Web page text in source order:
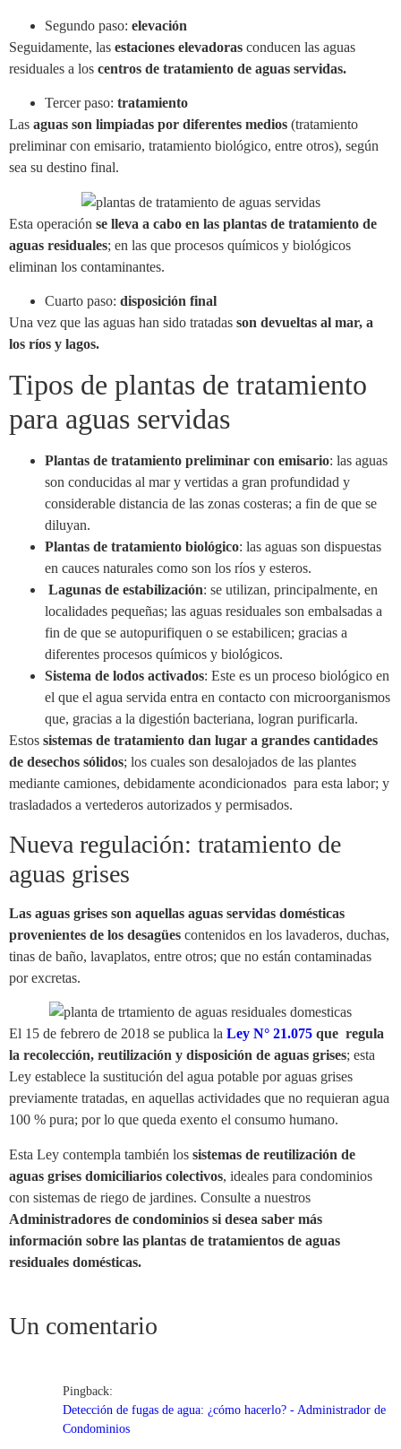
Segundo paso: elevación
Seguidamente, las estaciones elevadoras conducen las aguas
residuales a los centros de tratamiento de aguas servidas.
Tercer paso: tratamiento
Las aguas son limpiadas por diferentes medios (tratamiento
preliminar con emisario, tratamiento biológico, entre otros), según
sea su destino final.
Esta operación se lleva a cabo en las plantas de tratamiento de
aguas residuales; en las que procesos químicos y biológicos
eliminan los contaminantes.
Cuarto paso: disposición final
Una vez que las aguas han sido tratadas son devueltas al mar, a
los ríos y lagos.
Tipos de plantas de tratamiento
para aguas servidas
Plantas de tratamiento preliminar con emisario: las aguas
son conducidas al mar y vertidas a gran profundidad y
considerable distancia de las zonas costeras; a fin de que se
diluyan.
Plantas de tratamiento biológico: las aguas son dispuestas
en cauces naturales como son los ríos y esteros.
Lagunas de estabilización: se utilizan, principalmente, en
localidades pequeñas; las aguas residuales son embalsadas a
fin de que se autopurifiquen o se estabilicen; gracias a
diferentes procesos químicos y biológicos.
Sistema de lodos activados: Este es un proceso biológico en
el que el agua servida entra en contacto con microorganismos
que, gracias a la digestión bacteriana, logran purificarla.
Estos sistemas de tratamiento dan lugar a grandes cantidades
de desechos sólidos; los cuales son desalojados de las plantes
mediante camiones, debidamente acondicionados para esta labor; y
trasladados a vertederos autorizados y permisados.
Nueva regulación: tratamiento de
aguas grises
Las aguas grises son aquellas aguas servidas domésticas
provenientes de los desagües contenidos en los lavaderos, duchas,
tinas de baño, lavaplatos, entre otros; que no están contaminadas
por excretas.
El 15 de febrero de 2018 se publica la Ley N° 21.075 que regula
la recolección, reutilización y disposición de aguas grises; esta
Ley establece la sustitución del agua potable por aguas grises
previamente tratadas, en aquellas actividades que no requieran agua
100 % pura; por lo que queda exento el consumo humano.
Esta Ley contempla también los sistemas de reutilización de
aguas grises domiciliarios colectivos, ideales para condominios
con sistemas de riego de jardines. Consulte a nuestros
Administradores de condominios si desea saber más
información sobre las plantas de tratamientos de aguas
residuales domésticas.
Un comentario
Pingback:
Detección de fugas de agua: ¿cómo hacerlo? - Administrador de
Condominios